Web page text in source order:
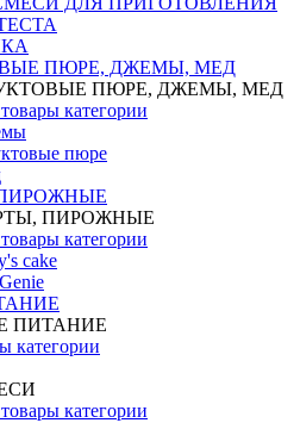
ПЮРЕ, ДЖЕМЫ, МЕД
ПЮРЕ, ДЖЕМЫ, МЕД
категории
пюре
ПИРОЖНЫЕ
категории
cake
ПИТАНИЕ
категории
категории